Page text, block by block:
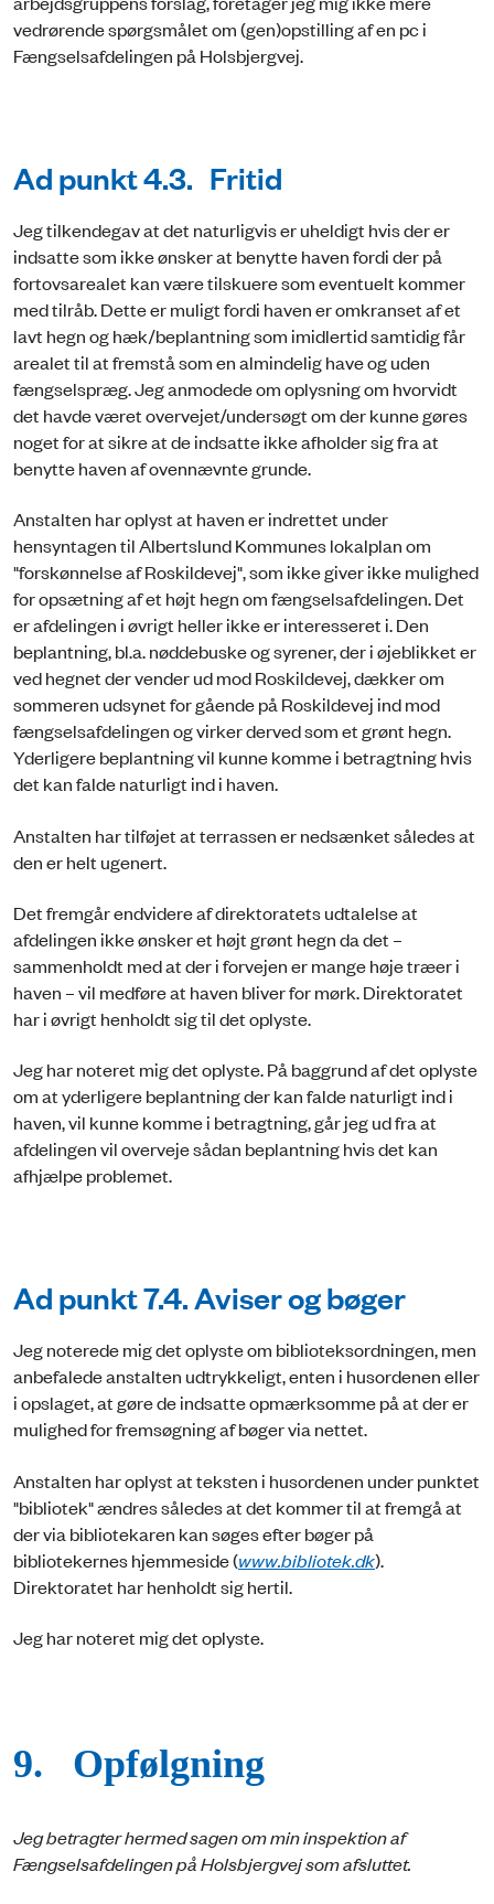
vedrørende spørgsmålet om (gen)opstilling af en pc i
Fængselsafdelingen på Holsbjergvej.
Ad punkt 4.3. Fritid
Jeg tilkendegav at det naturligvis er uheldigt hvis der er
indsatte som ikke ønsker at benytte haven fordi der på
fortovsarealet kan være tilskuere som eventuelt kommer
med tilråb. Dette er muligt fordi haven er omkranset af et
lavt hegn og hæk/beplantning som imidlertid samtidig får
arealet til at fremstå som en almindelig have og uden
fængselspræg. Jeg anmodede om oplysning om hvorvidt
det havde været overvejet/undersøgt om der kunne gøres
noget for at sikre at de indsatte ikke afholder sig fra at
benytte haven af ovennævnte grunde.
Anstalten har oplyst at haven er indrettet under
hensyntagen til Albertslund Kommunes lokalplan om
"forskønnelse af Roskildevej", som ikke giver ikke mulighed
for opsætning af et højt hegn om fængselsafdelingen. Det
er afdelingen i øvrigt heller ikke er interesseret i. Den
beplantning, bl.a. nøddebuske og syrener, der i øjeblikket er
ved hegnet der vender ud mod Roskildevej, dækker om
sommeren udsynet for gående på Roskildevej ind mod
fængselsafdelingen og virker derved som et grønt hegn.
Yderligere beplantning vil kunne komme i betragtning hvis
det kan falde naturligt ind i haven.
Anstalten har tilføjet at terrassen er nedsænket således at
den er helt ugenert.
Det fremgår endvidere af direktoratets udtalelse at
afdelingen ikke ønsker et højt grønt hegn da det –
sammenholdt med at der i forvejen er mange høje træer i
haven – vil medføre at haven bliver for mørk. Direktoratet
har i øvrigt henholdt sig til det oplyste.
Jeg har noteret mig det oplyste. På baggrund af det oplyste
om at yderligere beplantning der kan falde naturligt ind i
haven, vil kunne komme i betragtning, går jeg ud fra at
afdelingen vil overveje sådan beplantning hvis det kan
afhjælpe problemet.
Ad punkt 7.4. Aviser og bøger
Jeg noterede mig det oplyste om biblioteksordningen, men
anbefalede anstalten udtrykkeligt, enten i husordenen eller
i opslaget, at gøre de indsatte opmærksomme på at der er
mulighed for fremsøgning af bøger via nettet.
Anstalten har oplyst at teksten i husordenen under punktet
"bibliotek" ændres således at det kommer til at fremgå at
der via bibliotekaren kan søges efter bøger på
bibliotekernes hjemmeside (www.bibliotek.dk).
Direktoratet har henholdt sig hertil.
Jeg har noteret mig det oplyste.
9. Opfølgning
Jeg betragter hermed sagen om min inspektion af
Fængselsafdelingen på Holsbjergvej som afsluttet.